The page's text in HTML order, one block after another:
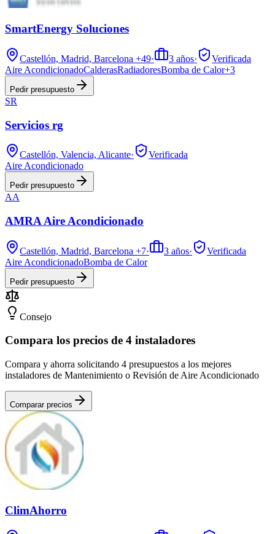
SmartEnergy Soluciones
Castellón, Madrid, Barcelona +49· 3 años·
Verificada
Aire AcondicionadoCalderasRadiadoresBomba de Calor+3
Pedir presupuesto
SR
Servicios rg
Castellón, Valencia, Alicante·
Verificada
Aire Acondicionado
Pedir presupuesto
AA
AMRA Aire Acondicionado
Castellón, Madrid, Barcelona +7· 3 años·
Verificada
Aire AcondicionadoBomba de Calor
Pedir presupuesto
Consejo
Compara los precios de 4 instaladores
Compara y ahorra solicitando 4 presupuestos a los mejores
instaladores de Mantenimiento o Revisión de Aire Acondicionado
Comparar precios
ClimAhorro